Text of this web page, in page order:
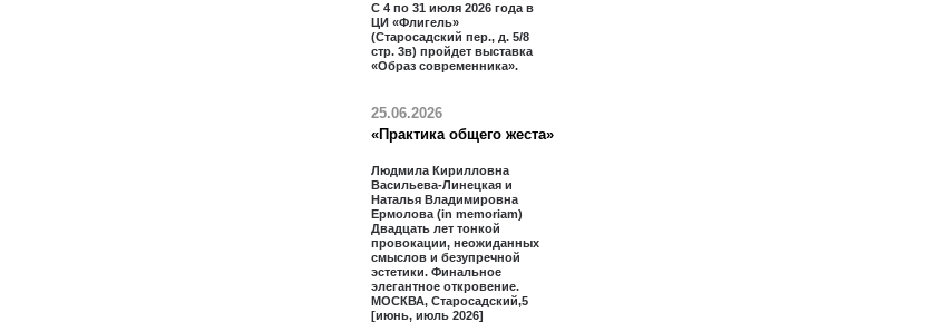
С 4 по 31 июля 2026 года в
ЦИ «Флигель»
(Старосадский пер., д. 5/8
стр. 3в) пройдет выставка
«Образ современника».
25.06.2026
«Практика общего жеста»
Людмила Кирилловна
Васильева-Линецкая и
Наталья Владимировна
Ермолова (in memoriam)
Двадцать лет тонкой
провокации, неожиданных
смыслов и безупречной
эстетики. Финальное
элегантное откровение.
МОСКВА, Старосадский,5
[июнь, июль 2026]